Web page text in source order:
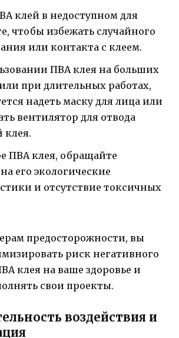
клей в недоступном для
чтобы избежать случайного
или контакта с клеем.
ПВА клея на больших
при длительных работах,
надеть маску для лица или
вентилятор для отвода
клея.
ПВА клея, обращайте
его экологические
и отсутствие токсичных
предосторожности, вы
риск негативного
клея на ваше здоровье и
свои проекты.
воздействия и